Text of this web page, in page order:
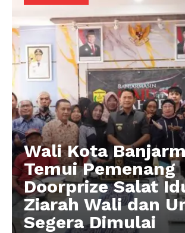
Wali Kota
Temui Pemenang
Doorprize Salat
Ziarah Wali dan
Segera Dimulai